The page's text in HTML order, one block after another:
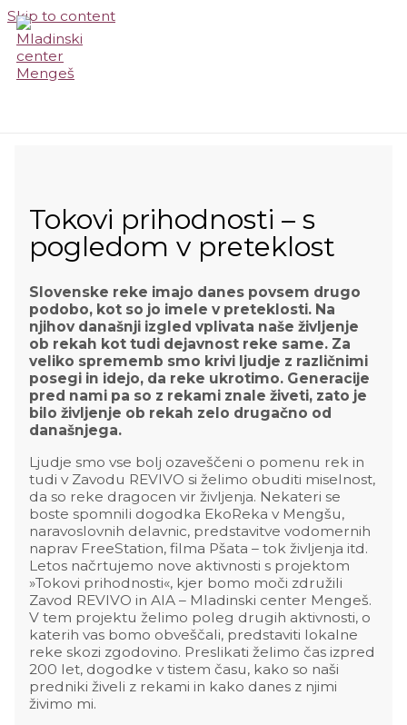
Skip to content
Tokovi prihodnosti – s
pogledom v preteklost
Slovenske reke imajo danes povsem drugo
podobo, kot so jo imele v preteklosti. Na
njihov današnji izgled vplivata naše življenje
ob rekah kot tudi dejavnost reke same. Za
veliko sprememb smo krivi ljudje z različnimi
posegi in idejo, da reke ukrotimo. Generacije
pred nami pa so z rekami znale živeti, zato je
bilo življenje ob rekah zelo drugačno od
današnjega.
Ljudje smo vse bolj ozaveščeni o pomenu rek in
tudi v Zavodu REVIVO si želimo obuditi miselnost,
da so reke dragocen vir življenja. Nekateri se
boste spomnili dogodka EkoReka v Mengšu,
naravoslovnih delavnic, predstavitve vodomernih
naprav FreeStation, filma Pšata – tok življenja itd.
Letos načrtujemo nove aktivnosti s projektom
»Tokovi prihodnosti«, kjer bomo moči združili
Zavod REVIVO in AIA – Mladinski center Mengeš.
V tem projektu želimo poleg drugih aktivnosti, o
katerih vas bomo obveščali, predstaviti lokalne
reke skozi zgodovino. Preslikati želimo čas izpred
200 let, dogodke v tistem času, kako so naši
predniki živeli z rekami in kako danes z njimi
živimo mi.